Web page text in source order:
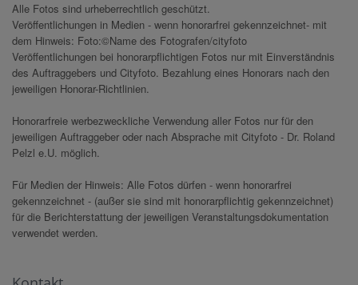
Alle Fotos sind urheberrechtlich geschützt.
Veröffentlichungen in Medien - wenn honorarfrei gekennzeichnet- mit
dem Hinweis: Foto:©Name des Fotografen/cityfoto
Veröffentlichungen bei honorarpflichtigen Fotos nur mit Einverständnis
des Auftraggebers und Cityfoto. Bezahlung eines Honorars nach den
jeweiligen Honorar-Richtlinien.
Honorarfreie werbezweckliche Verwendung aller Fotos nur für den
jeweiligen Auftraggeber oder nach Absprache mit Cityfoto - Dr. Roland
Pelzl e.U. möglich.
Für Medien der Hinweis: Alle Fotos dürfen - wenn honorarfrei
gekennzeichnet - (außer sie sind mit honorarpflichtig gekennzeichnet)
für die Berichterstattung der jeweiligen Veranstaltungsdokumentation
verwendet werden.